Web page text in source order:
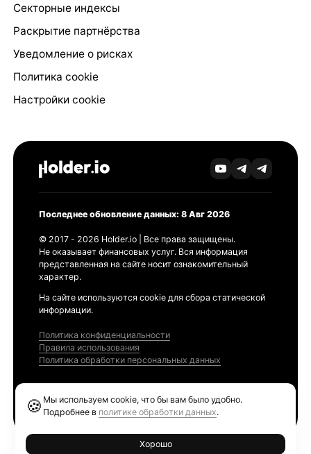
Секторные индексы
Раскрытие партнёрства
Уведомление о рисках
Политика cookie
Настройки cookie
Последнее обновление данных: 8 Авг 2026
© 2017 - 2026 Holder.io | Все права защищены.
Не оказывает финансовых услуг. Вся информация
представленная на сайте носит ознакомительный
характер.
На сайте используются cookie для сбора статической
информации.
Политика конфиденциальности
Правила использования
Политика обработки персональных данных
🍪 Мы используем cookie, что бы вам было удобно.
Подробнее в политике обработки данных.
Хорошо
Ethereum GAS Tracker